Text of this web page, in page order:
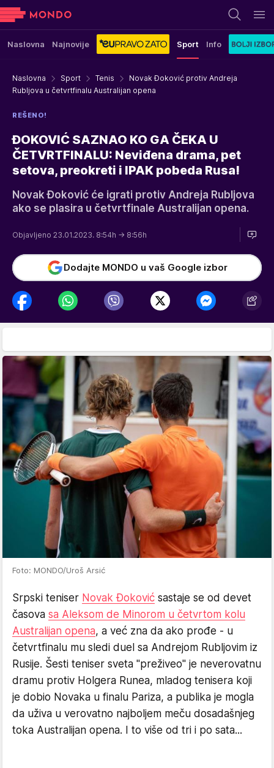
Naslovna Najnovije Sport Info
Naslovna Sport Tenis
Novak Đoković protiv Andreja
Rubljova u četvrtfinalu Australijan opena
REŠENO!
ĐOKOVIĆ SAZNAO KO GA ČEKA U
ČETVRTFINALU: Neviđena drama, pet
setova, preokreti i IPAK pobeda Rusa!
Novak Đoković će igrati protiv Andreja Rubljova
ako se plasira u četvrtfinale Australijan opena.
Objavljeno 23.01.2023. 8:54h → 8:56h
Dodajte MONDO u vaš Google izbor
Foto: MONDO/Uroš Arsić
Srpski teniser Novak Đoković sastaje se od devet
časova sa Aleksom de Minorom u četvrtom kolu
Australijan opena, a već zna da ako prođe - u
četvrtfinalu mu sledi duel sa Andrejom Rubljovim iz
Rusije. Šesti teniser sveta "preživeo" je neverovatnu
dramu protiv Holgera Runea, mladog tenisera koji
je dobio Novaka u finalu Pariza, a publika je mogla
da uživa u verovatno najboljem meču dosadašnjeg
toka Australijan opena. I to više od tri i po sata...